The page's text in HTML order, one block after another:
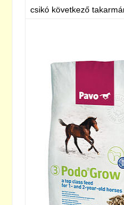
csikó következő